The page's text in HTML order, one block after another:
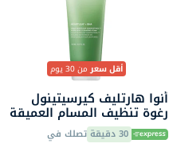
أقل سعرمن 30 يوم
أنوا هارتليف كيرسيتينول
رغوة تنظيف المسام العميقة
للوجه للبشرة الدهنية
والمختلطة 150 مل
30 دقيقة تصلك في